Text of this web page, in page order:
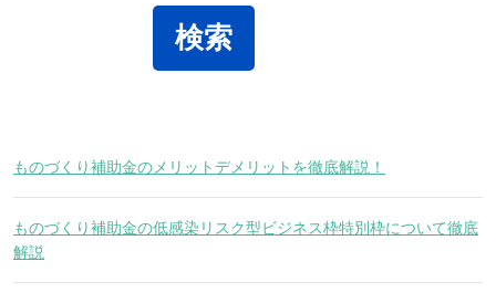
ものづくり補助金のメリットデメリットを徹底解説！
ものづくり補助金の低感染リスク型ビジネス枠特別枠について徹底
解説